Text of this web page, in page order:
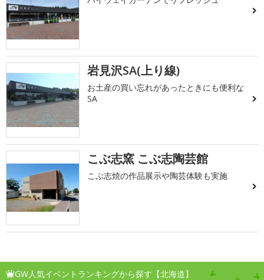
岩見沢SA(上り線)
お土産の買い忘れがあったときにも便利な
SA
こぶ志窯 こぶ志陶芸館
こぶ志焼の作品展示や陶芸体験も実施
GW人気イベントランキングから探す【北海道】